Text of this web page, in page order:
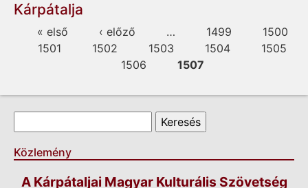
Kárpátalja
Oldalak« első ‹ előző … 1499
1500
1501
1502 1503 1504
1505
1506
1507
Keresés űrlap
Közlemény
A Kárpátaljai Magyar Kulturális Szövetség